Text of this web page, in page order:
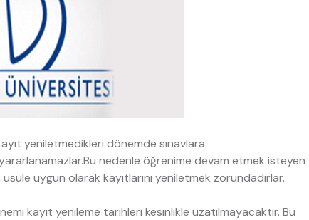
yeniletmedikleri dönemde sınavlara
nedenle öğrenime devam etmek isteyen
uygun olarak kayıtlarını yeniletmek zorundadırlar.
kayıt yenileme tarihleri kesinlikle uzatılmayacaktır. Bu